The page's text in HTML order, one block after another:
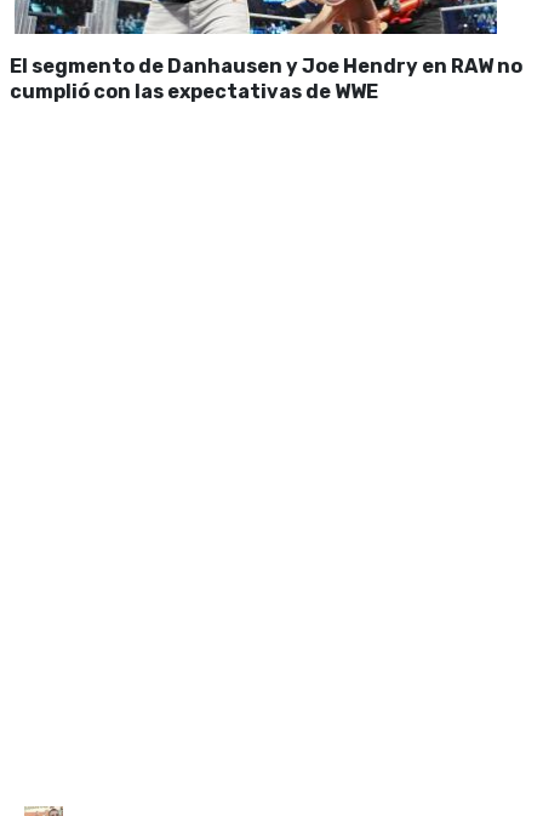
El segmento de Danhausen y Joe Hendry en RAW no
cumplió con las expectativas de WWE